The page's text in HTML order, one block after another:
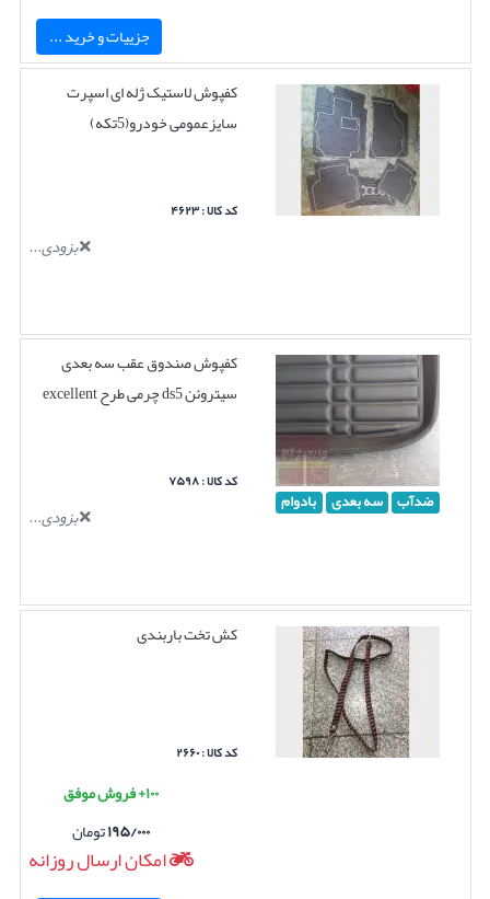
جزییات و خرید ...
کفپوش لاستیک ژله ای اسپرت
سایزعمومی خودرو(5تکه)
کد کالا : ۴۶۲۳
بزودی...
ضدآب سه بعدی بادوام
کفپوش صندوق عقب سه بعدی
سیتروئن ds5 چرمی طرح excellent
کد کالا : ۷۵۹۸
بزودی...
کش تخت باربندی
کد کالا : ۲۶۶۰
۱۰۰+ فروش موفق
۱۹۵/۰۰۰تومان
امکان ارسال روزانه